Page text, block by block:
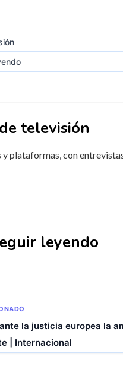
televisión
y plataformas, con
leyendo
la justicia europea la
| Internacional